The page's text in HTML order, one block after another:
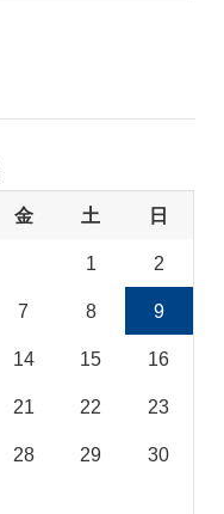
金 土 日
1 2
7 8 9
14 15 16
21 22 23
28 29 30